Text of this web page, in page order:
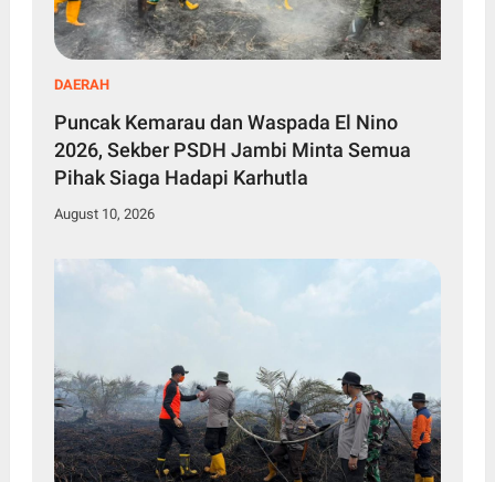
DAERAH
Puncak Kemarau dan Waspada El Nino
2026, Sekber PSDH Jambi Minta Semua
Pihak Siaga Hadapi Karhutla
August 10, 2026